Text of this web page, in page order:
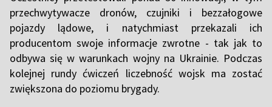
przechwytywacze dronów, czujniki i bezzałogowe
pojazdy lądowe, i natychmiast przekazali ich
producentom swoje informacje zwrotne - tak jak to
odbywa się w warunkach wojny na Ukrainie. Podczas
kolejnej rundy ćwiczeń liczebność wojsk ma zostać
zwiększona do poziomu brygady.